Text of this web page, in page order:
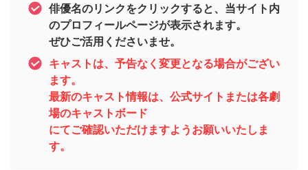
俳優名のリンクをクリックすると、当サイト内
のプロフィールページが表示されます。
ぜひご活用くださいませ。
キャストは、予告なく変更となる場合がござい
ます。
最新のキャスト情報は、公式サイトまたは各劇
場のキャストボード
にてご確認いただけますようお願いいたしま
す。